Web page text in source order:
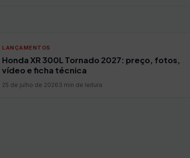
LANÇAMENTOS
Honda XR 300L Tornado 2027: preço, fotos,
vídeo e ficha técnica
25 de julho de 20263 min de leitura